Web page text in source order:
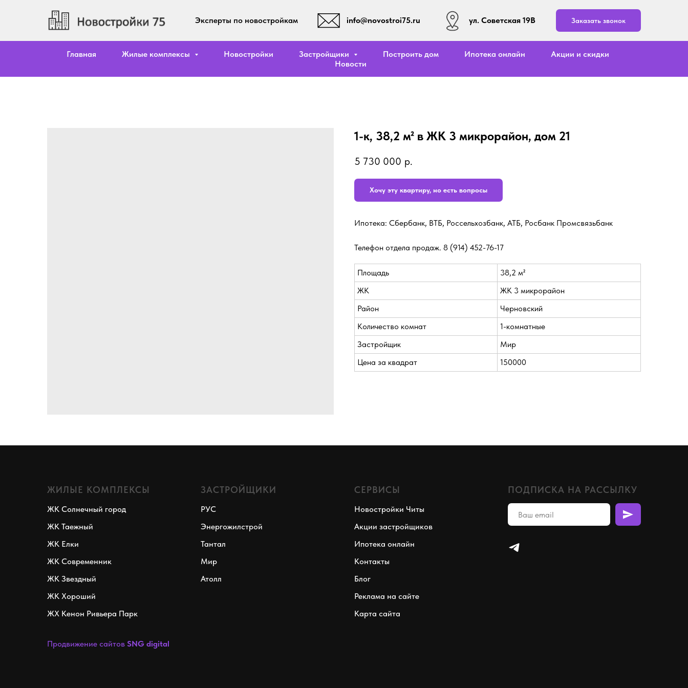
Эксперты по новостройкам info@novostroi75.ru ул. Советская 19В Заказать звонок
Главная Жилые комплексы Новостройки Застройщики Построить дом Ипотека онлайн
Акции и скидки
Новости
1-к, 38,2 м² в ЖК 3 микрорайон, дом 21
5 730 000 р.
Хочу эту квартиру, но есть вопросы
Ипотека: Сбербанк, ВТБ, Россельхозбанк, АТБ, Росбанк Промсвязьбанк
Телефон отдела продаж. 8 (914) 452-76-17
Площадь
38,2 м²
ЖК
ЖК 3 микрорайон
Район
Черновский
Количество комнат
1-комнатные
Застройщик
Мир
Цена за квадрат
150000
ЖИЛЫЕ КОМПЛЕКСЫ
ЖК Солнечный город
ЖК Таежный
ЖК Елки
ЖК Современник
ЖК Звездный
ЖК Хороший
ЖХ Кенон Ривьера Парк
ЗАСТРОЙЩИКИ
РУС
Энергожилстрой
Тантал
Мир
Атолл
СЕРВИСЫ
Новостройки Читы
Акции застройщиков
Ипотека онлайн
Контакты
Блог
Реклама на сайте
Карта сайта
ПОДПИСКА НА РАССЫЛКУ
Продвижение сайтов SNG digital